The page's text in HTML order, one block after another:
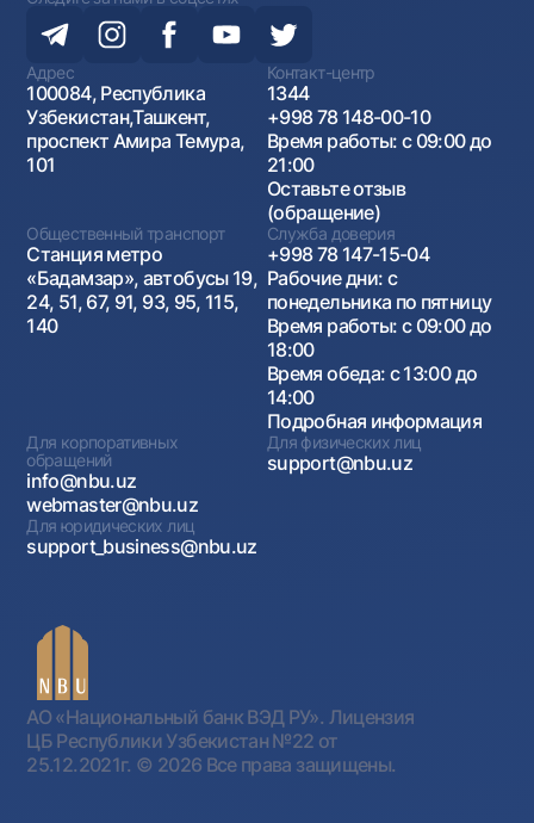
Адрес
100084, Республика
Узбекистан,Ташкент,
проспект Амира Темура,
101
Контакт-центр
1344
+998 78 148-00-10
Время работы: с 09:00 до
21:00
Оставьте отзыв
(обращение)
Общественный транспорт
Станция метро
«Бадамзар», автобусы 19,
24, 51, 67, 91, 93, 95, 115,
140
Служба доверия
+998 78 147-15-04
Рабочие дни: с
понедельника по пятницу
Время работы: с 09:00 до
18:00
Время обеда: с 13:00 до
14:00
Подробная информация
Для корпоративных
обращений
info@nbu.uz
webmaster@nbu.uz
Для физических лиц
support@nbu.uz
Для юридических лиц
support_business@nbu.uz
АО «Национальный банк ВЭД РУ». Лицензия
ЦБ Республики Узбекистан №22 от
25.12.2021г. © 2026 Все права защищены.